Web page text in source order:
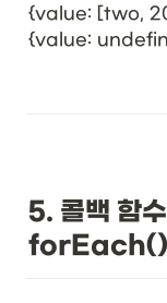
{value: [two,
{value:
5. 콜백 함